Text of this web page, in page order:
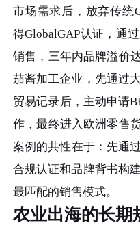
市场需求后，放弃传统
得GlobalGAP认证，通
销售，三年内品牌溢价
茄酱加工企业，先通过
贸易记录后，主动申请
作，最终进入欧洲零售
案例的共性在于：先通
合规认证和品牌背书构
最匹配的销售模式。
农业出海的长期